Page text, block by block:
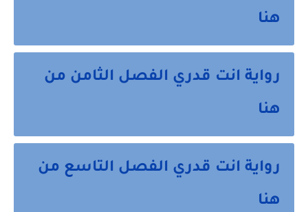
هنا
رواية انت قدري الفصل الثامن من
هنا
رواية انت قدري الفصل التاسع من
هنا